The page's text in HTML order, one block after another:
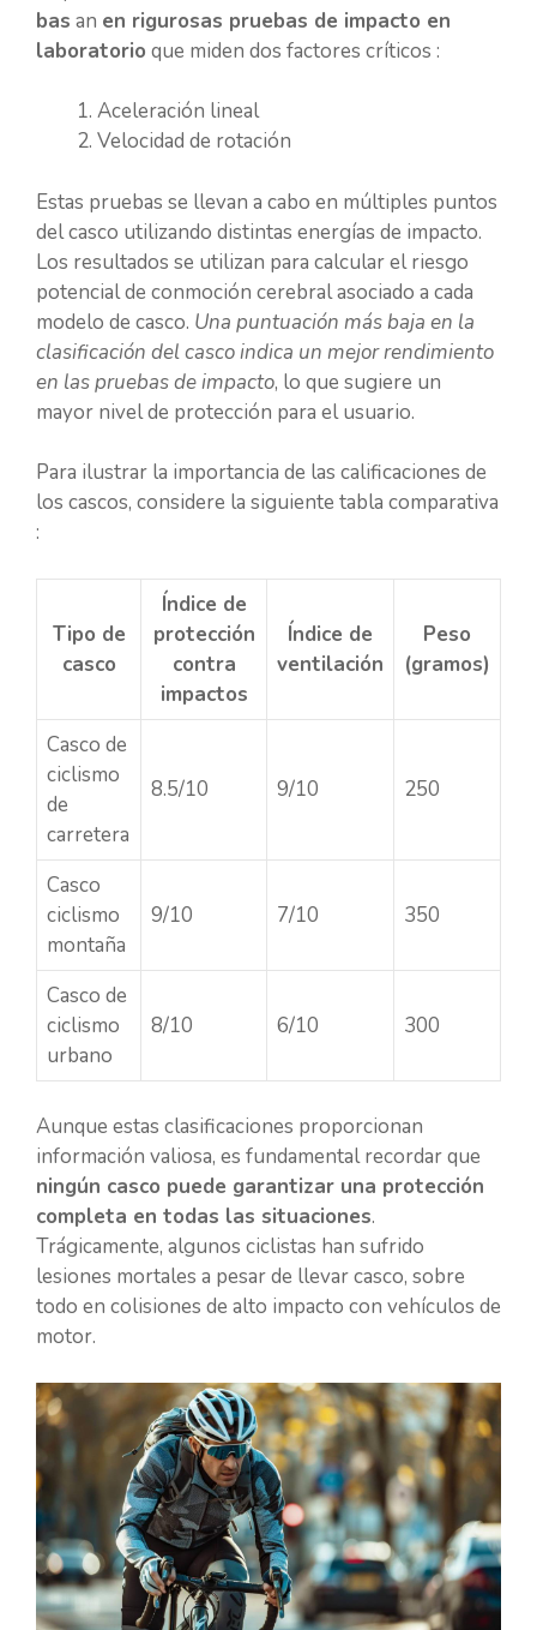
bas an en rigurosas pruebas de impacto en
laboratorio que miden dos factores críticos :
Aceleración lineal
Velocidad de rotación
Estas pruebas se llevan a cabo en múltiples puntos
del casco utilizando distintas energías de impacto.
Los resultados se utilizan para calcular el riesgo
potencial de conmoción cerebral asociado a cada
modelo de casco. Una puntuación más baja en la
clasificación del casco indica un mejor rendimiento
en las pruebas de impacto, lo que sugiere un
mayor nivel de protección para el usuario.
Para ilustrar la importancia de las calificaciones de
los cascos, considere la siguiente tabla comparativa
:
Tipo de
casco
Índice de
protección
contra
impactos
Índice de
ventilación
Peso
(gramos)
Casco de
ciclismo
de
carretera
8.5/10 9/10 250
Casco
ciclismo
montaña
9/10 7/10 350
Casco de
ciclismo
urbano
8/10 6/10 300
Aunque estas clasificaciones proporcionan
información valiosa, es fundamental recordar que
ningún casco puede garantizar una protección
completa en todas las situaciones.
Trágicamente, algunos ciclistas han sufrido
lesiones mortales a pesar de llevar casco, sobre
todo en colisiones de alto impacto con vehículos de
motor.